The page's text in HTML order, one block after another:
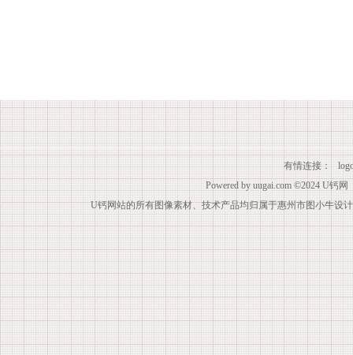
有情连接：
Powered by uugai.com ©2024 U钙网
U钙网站的所有图像素材、技术产品均归属于惠州市图小牛设